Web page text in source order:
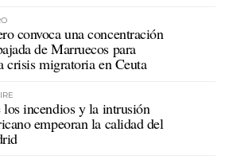
convoca una concentración
de Marruecos para
crisis migratoria en Ceuta
incendios y la intrusión
empeoran la calidad del